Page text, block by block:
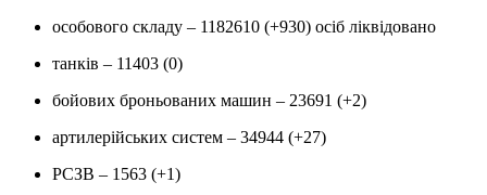
особового складу ‒ 1182610 (+930) осіб ліквідовано
танків ‒ 11403 (0)
бойових броньованих машин ‒ 23691 (+2)
артилерійських систем ‒ 34944 (+27)
РСЗВ ‒ 1563 (+1)